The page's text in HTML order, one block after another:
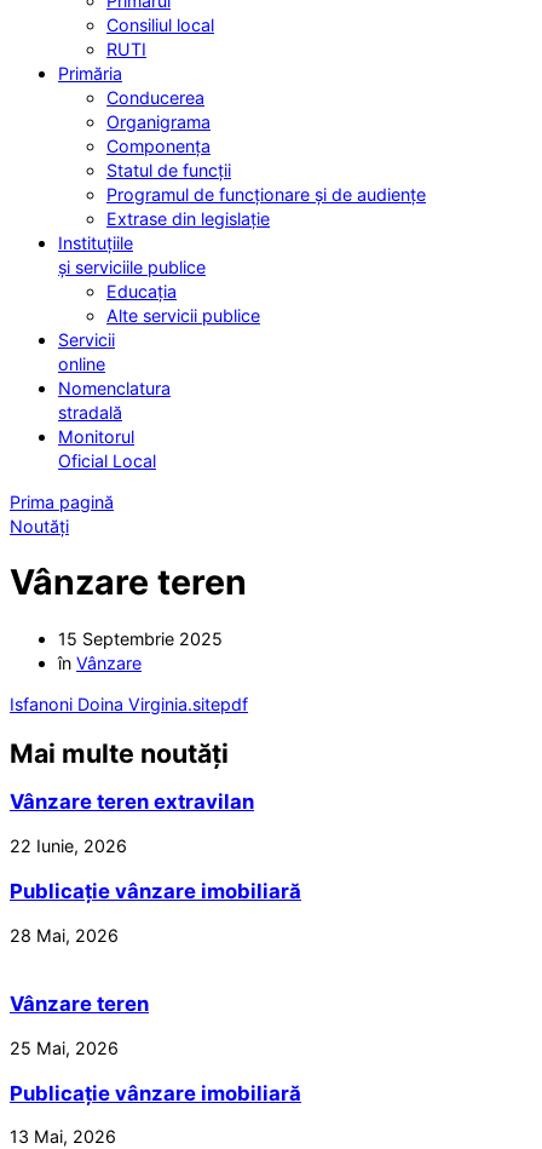
Consiliul local
RUTI
Primăria
Conducerea
Organigrama
Componența
Statul de funcții
Programul de funcționare și de audiențe
Extrase din legislație
Instituțiile
și serviciile publice
Educația
Alte servicii publice
Servicii
online
Nomenclatura
stradală
Monitorul
Oficial Local
Prima pagină
Noutăți
Vânzare teren
15 Septembrie 2025
în Vânzare
Isfanoni Doina Virginia.sitepdf
Mai multe noutăți
Vânzare teren extravilan
22 Iunie, 2026
Publicație vânzare imobiliară
28 Mai, 2026
Vânzare teren
25 Mai, 2026
Publicație vânzare imobiliară
13 Mai, 2026